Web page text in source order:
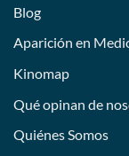
Blog
Aparición en
Kinomap
Qué opinan de
Quiénes Somos